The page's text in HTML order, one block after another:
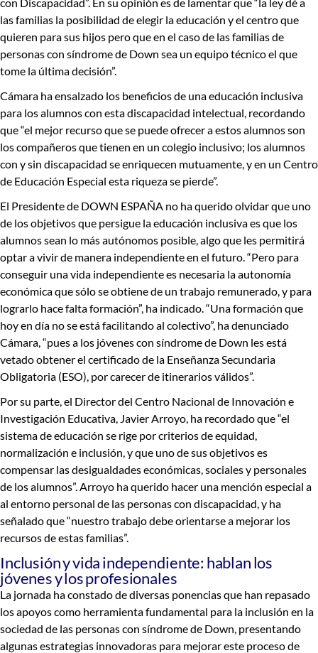
las familias la posibilidad de elegir la educación y el centro que
quieren para sus hijos pero que en el caso de las familias de
personas con síndrome de Down sea un equipo técnico el que
tome la última decisión”.
Cámara ha ensalzado los beneficios de una educación inclusiva
para los alumnos con esta discapacidad intelectual, recordando
que “el mejor recurso que se puede ofrecer a estos alumnos son
los compañeros que tienen en un colegio inclusivo; los alumnos
con y sin discapacidad se enriquecen mutuamente, y en un Centro
de Educación Especial esta riqueza se pierde”.
El Presidente de DOWN ESPAÑA no ha querido olvidar que uno
de los objetivos que persigue la educación inclusiva es que los
alumnos sean lo más autónomos posible, algo que les permitirá
optar a vivir de manera independiente en el futuro. “Pero para
conseguir una vida independiente es necesaria la autonomía
económica que sólo se obtiene de un trabajo remunerado, y para
lograrlo hace falta formación”, ha indicado. “Una formación que
hoy en día no se está facilitando al colectivo”, ha denunciado
Cámara, “puesa los jóvenes con síndrome de Down les está
vetado obtener el certificado de la Enseñanza Secundaria
Obligatoria (ESO), por carecer de itinerarios válidos”.
Por su parte, el Director del Centro Nacional de Innovación e
Investigación Educativa, Javier Arroyo, ha recordado que “el
sistema de educación se rige por criterios de equidad,
normalización e inclusión, y que uno de sus objetivos es
compensar las desigualdades económicas, sociales y personales
de los alumnos”. Arroyo ha querido hacer una mención especial a
al entorno personal de las personas con discapacidad, y ha
señalado que “nuestro trabajo debe orientarse a mejorar los
recursos de estas familias”.
Inclusión y vida independiente: hablan los
jóvenes y los profesionales
La jornada ha constado de diversas ponencias que han repasado
los apoyos como herramienta fundamental para la inclusión en la
sociedad de las personas con síndrome de Down, presentando
algunasestrategias innovadoras para mejorar este proceso de